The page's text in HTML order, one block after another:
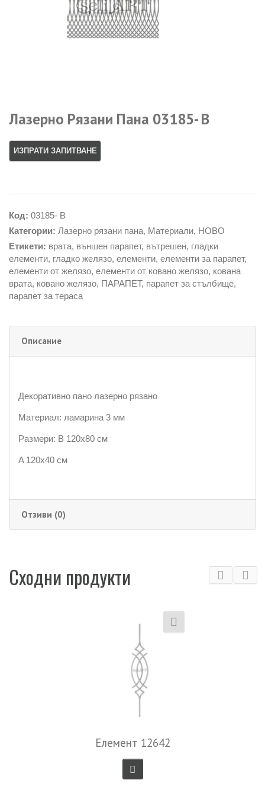
Лазерно Рязани Пана 03185- В
Код: 03185- B
Категории: Лазерно рязани пана, Материали, НОВО
Етикети: врата, външен парапет, вътрешен, гладки
елементи, гладко желязо, елементи, елементи за парапет,
елементи от желязо, елементи от ковано желязо, кована
врата, ковано желязо, ПАРАПЕТ, парапет за стълбище,
парапет за тераса
Описание
Декоративно пано лазерно рязано
Материал: ламарина 3 мм
Размери: B 120х80 см
A 120х40 см
Отзиви (0)
Сходни продукти
Елемент 12642